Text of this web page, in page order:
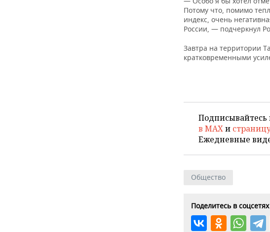
Потому что, помимо
индекс, очень
России, — подчеркнул
Завтра на территории
кратковременными
Подписывайтесь
в MAXи
Ежедневные
Общество
Поделитесь в соцсетях